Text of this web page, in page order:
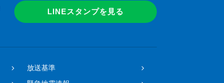
LINEスタンプを見る
放送基準